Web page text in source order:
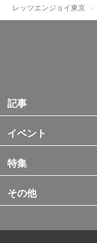
レッツエンジョイ東京
記事
イベント
特集
その他